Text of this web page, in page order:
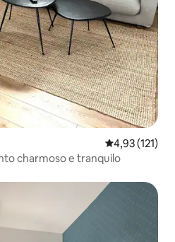
4,93 de uma
4,93 (121)
charmoso e tranquilo